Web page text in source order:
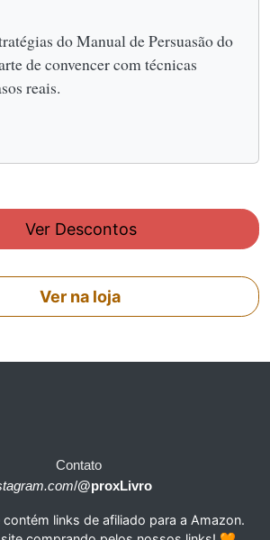
do Manual de Persuasão do
de convencer com técnicas
reais.
Ver Descontos
Ver na loja
Contato
/@proxLivro
links de afiliado para a Amazon.